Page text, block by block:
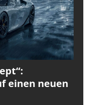
einen neuen